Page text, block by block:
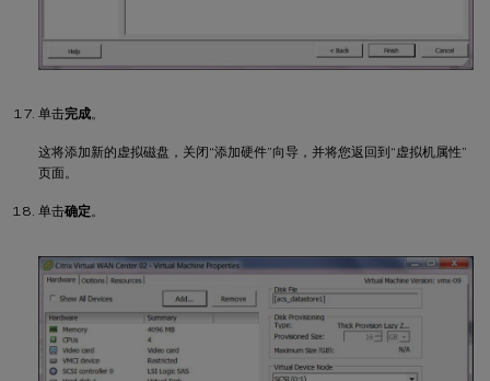
单击完成。
这将添加新的虚拟磁盘，关闭“添加硬件”向导，并将您返回到“虚拟机属性”
页面。
单击确定。